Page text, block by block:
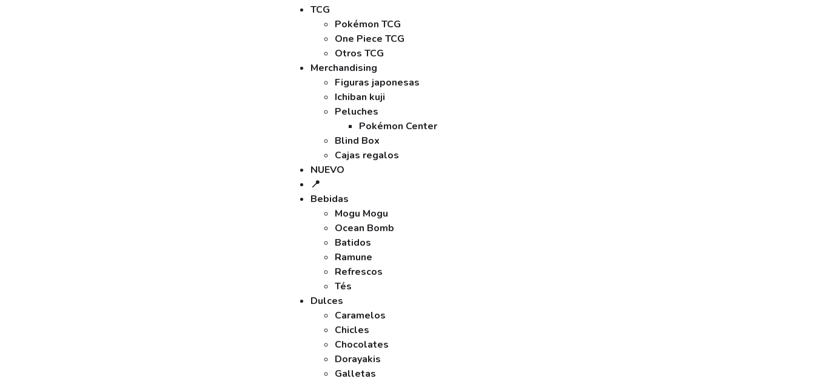
TCG
Pokémon TCG
One Piece TCG
Otros TCG
Merchandising
Figuras japonesas
Ichiban kuji
Peluches
Pokémon Center
Blind Box
Cajas regalos
NUEVO
📍
Bebidas
Mogu Mogu
Ocean Bomb
Batidos
Ramune
Refrescos
Tés
Dulces
Caramelos
Chicles
Chocolates
Dorayakis
Galletas